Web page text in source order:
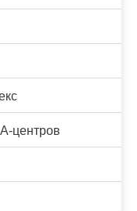
центров